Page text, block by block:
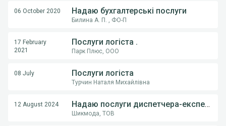
06 October 2020 Надаю бухгалтерські послуги
Билина А. П. , ФО-П
17 February
2021
Послуги логіста .
Парк Плюс, ООО
08 July Послуги логіста
Турчин Наталя Михайлівна
12 August 2024 Надаю послуги диспетчера-експедитора
Шикмода, ТОВ